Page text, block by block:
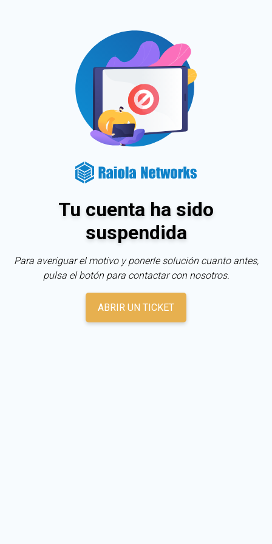
Tu cuenta ha sido
suspendida
Para averiguar el motivo y ponerle solución cuanto antes,
pulsa el botón para contactar con nosotros.
ABRIR UN TICKET